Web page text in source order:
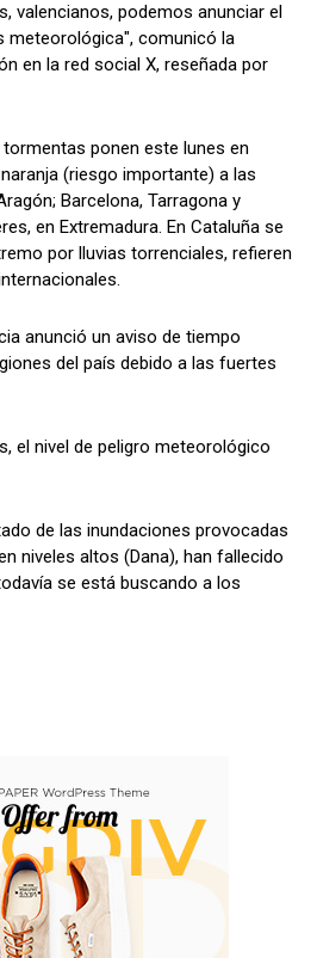
valencianos, podemos anunciar el
meteorológica", comunicó la
en la red social X, reseñada por
ponen este lunes en
(riesgo importante) a las
Barcelona, Tarragona y
en Extremadura. En Cataluña se
por lluvias torrenciales, refieren
anunció un aviso de tiempo
del país debido a las fuertes
el nivel de peligro meteorológico
de las inundaciones provocadas
niveles altos (Dana), han fallecido
se está buscando a los